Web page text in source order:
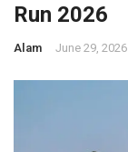
Run 2026
Alam June 29, 2026